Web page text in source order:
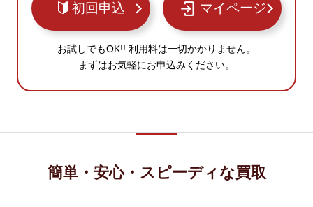
初回申込 マイページ
お試しでもOK!! 利用料は一切かかりません。
まずはお気軽にお申込みください。
簡単・安心・スピーディな買取